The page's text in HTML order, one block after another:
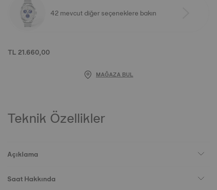
42 mevcut diğer seçeneklere bakın
TL 21.660,00
MAĞAZA BUL
Teknik Özellikler
Açıklama
Saat Hakkında